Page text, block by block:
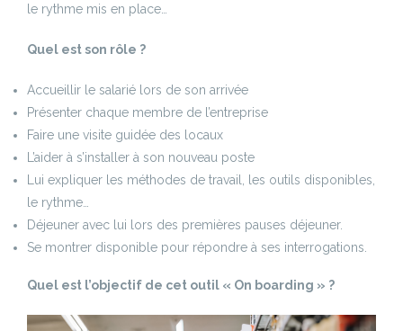
le rythme mis en place…
Quel est son rôle ?
Accueillir le salarié lors de son arrivée
Présenter chaque membre de l’entreprise
Faire une visite guidée des locaux
L’aider à s’installer à son nouveau poste
Lui expliquer les méthodes de travail, les outils disponibles,
le rythme…
Déjeuner avec lui lors des premières pauses déjeuner.
Se montrer disponible pour répondre à ses interrogations.
Quel est l’objectif de cet outil « On boarding » ?